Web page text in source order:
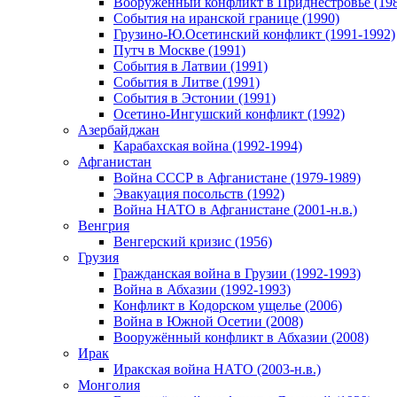
События на иранской границе (1990)
Грузино-Ю.Осетинский конфликт (1991-1992)
Путч в Москве (1991)
События в Латвии (1991)
События в Литве (1991)
События в Эстонии (1991)
Осетино-Ингушский конфликт (1992)
Азербайджан
Карабахская война (1992-1994)
Афганистан
Война СССР в Афганистане (1979-1989)
Эвакуация посольств (1992)
Война НАТО в Афганистане (2001-н.в.)
Венгрия
Венгерский кризис (1956)
Грузия
Гражданская война в Грузии (1992-1993)
Война в Абхазии (1992-1993)
Конфликт в Кодорском ущелье (2006)
Война в Южной Осетии (2008)
Вооружённый конфликт в Абхазии (2008)
Ирак
Иракская война НАТО (2003-н.в.)
Монголия